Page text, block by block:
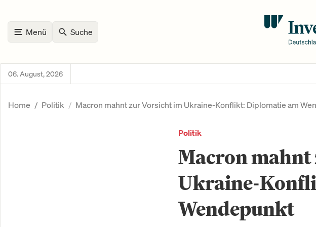
Menü Suche
06. August, 2026
Home Politik Macron mahnt zur Vorsicht im Ukraine-Konflikt: Diplomatie am
Politik
Macron
Ukraine-
Wendepunkt